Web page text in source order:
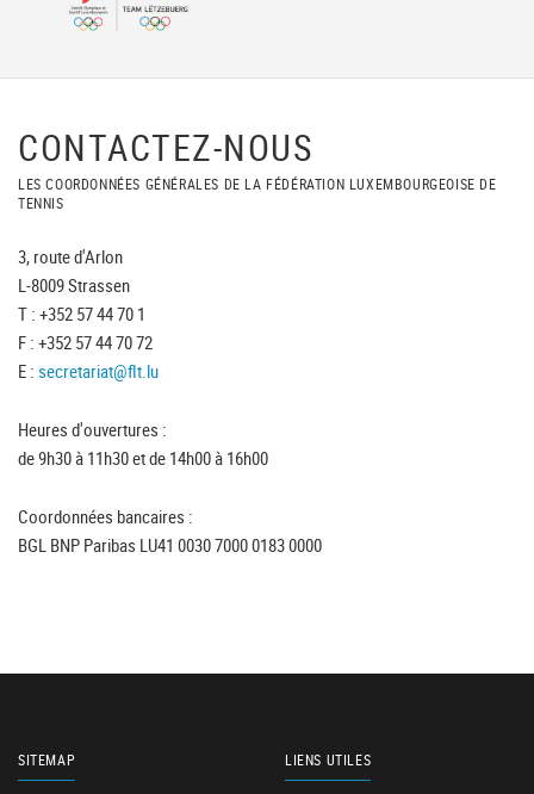
CONTACTEZ-NOUS
LES COORDONNÉES GÉNÉRALES DE LA FÉDÉRATION LUXEMBOURGEOISE DE
TENNIS
3, route d'Arlon
L-8009 Strassen
T : +352 57 44 70 1
F : +352 57 44 70 72
E : secretariat@flt.lu
Heures d'ouvertures :
de 9h30 à 11h30 et de 14h00 à 16h00
Coordonnées bancaires :
BGL BNP Paribas LU41 0030 7000 0183 0000
SITEMAP LIENS UTILES